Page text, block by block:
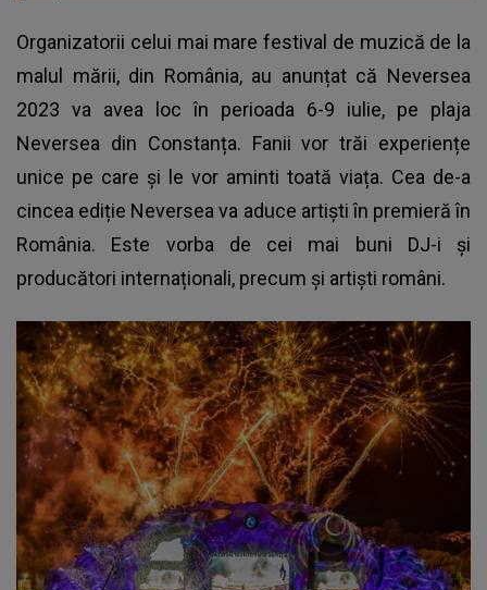
Organizatorii celui mai mare festival de muzică de la
malul mării, din România, au anunțat că Neversea
2023 va avea loc în perioada 6-9 iulie, pe plaja
Neversea din Constanța. Fanii vor trăi experiențe
unice pe care și le vor aminti toată viața. Cea de-a
cincea ediție Neversea va aduce artiști în premieră în
România. Este vorba de cei mai buni DJ-i și
producători internaționali, precum și artiști români.